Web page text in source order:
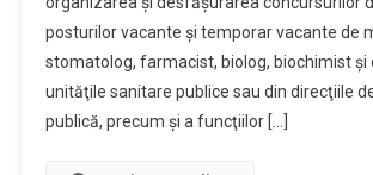
posturilor vacante şi temporar vacante de
stomatolog, farmacist, biolog, biochimist şi
unităţile sanitare publice sau din direcţiile
publică, precum şi a funcţiilor […]